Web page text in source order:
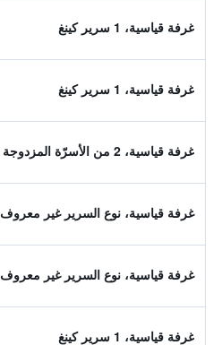
غرفة قياسية، 1 سرير كينغ
غرفة قياسية، 1 سرير كينغ
غرفة قياسية، 2 من الأسرّة المزدوجة
غرفة قياسية، نوع السرير غير معروف
غرفة قياسية، نوع السرير غير معروف
غرفة قياسية، 1 سرير كينغ